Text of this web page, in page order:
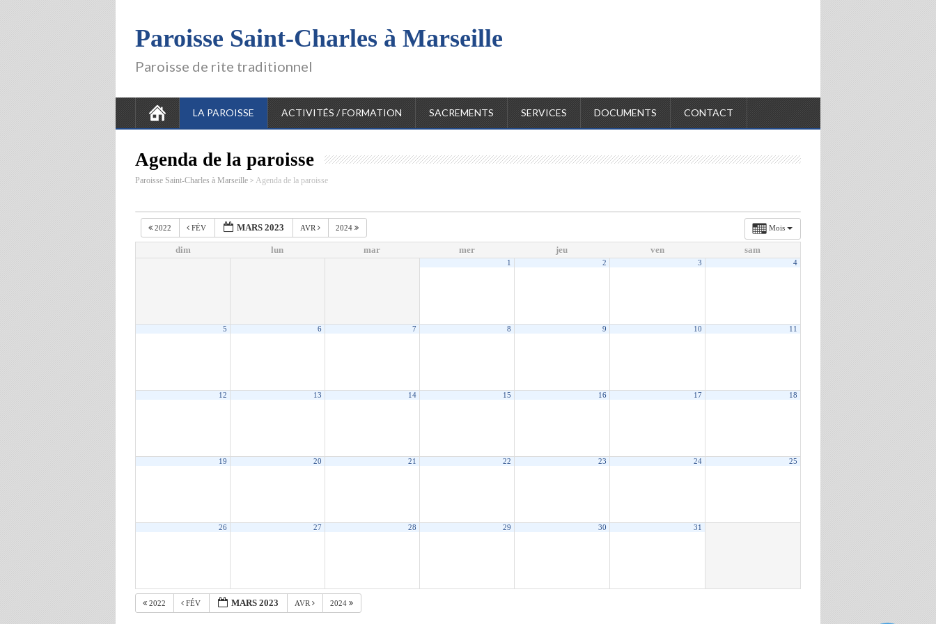
Paroisse Saint-Charles à Marseille
Paroisse de rite traditionnel
LA PAROISSE ACTIVITÉS / FORMATION SACREMENTS SERVICES DOCUMENTS CONTACT
Agenda de la paroisse
Paroisse Saint-Charles à Marseille > Agenda de la paroisse
Mois
2022 FÉV MARS 2023 AVR 2024
dim lun mar mer jeu ven sam
1 2 3 4
5 6 7 8 9 10 11
12 13 14 15 16 17 18
19 20 21 22 23 24 25
26 27 28 29 30 31
2022 FÉV MARS 2023 AVR 2024